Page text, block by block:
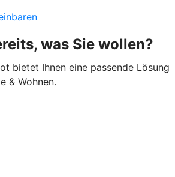
was Sie wollen?
bietet Ihnen eine passende Lösung
& Wohnen.